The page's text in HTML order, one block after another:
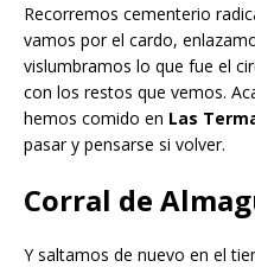
Recorremos cementerio
vamos por el cardo,
vislumbramos lo que fue el
con los restos que vemos.
hemos comido en Las
pasar y pensarse si volver.
Corral de
Y saltamos de nuevo en el